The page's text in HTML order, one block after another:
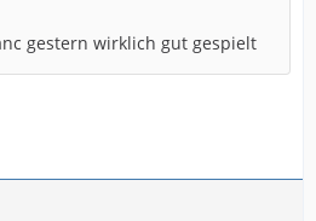
gestern wirklich gut gespielt